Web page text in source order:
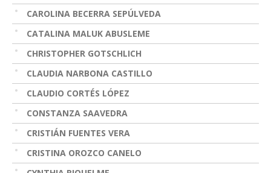
CAROLINA BECERRA SEPÚLVEDA
CATALINA MALUK ABUSLEME
CHRISTOPHER GOTSCHLICH
CLAUDIA NARBONA CASTILLO
CLAUDIO CORTÉS LÓPEZ
CONSTANZA SAAVEDRA
CRISTIÁN FUENTES VERA
CRISTINA OROZCO CANELO